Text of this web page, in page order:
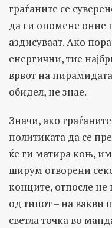
граѓаните се
да ги опомене оние
аздисуваат. Ако
енергични, тие
врвот на
обидел, не знае.
Значи, ако
политиката да се
ќе ги матира коњ,
ширум отворени
конците, отпосле
од типот – на вакви
светла точка во